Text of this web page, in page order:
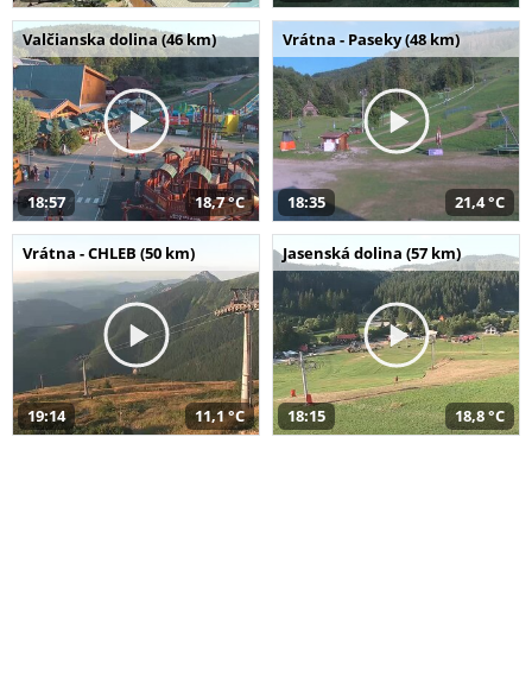
Valčianska dolina (46 km)
18:57 18,7 °C
Vrátna - Paseky (48 km)
18:35 21,4 °C
Vrátna - CHLEB (50 km)
19:14 11,1 °C
Jasenská dolina (57 km)
18:15 18,8 °C